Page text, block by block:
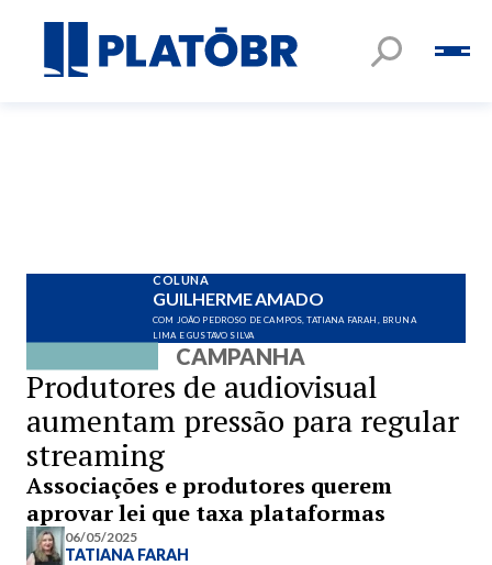
COLUNA
GUILHERME AMADO
COM JOÃO PEDROSO DE CAMPOS, TATIANA FARAH, BRUNA
LIMA E GUSTAVO SILVA
CAMPANHA
Produtores de audiovisual
aumentam pressão para regular
streaming
Associações e produtores querem
aprovar lei que taxa plataformas
06/05/2025
TATIANA FARAH